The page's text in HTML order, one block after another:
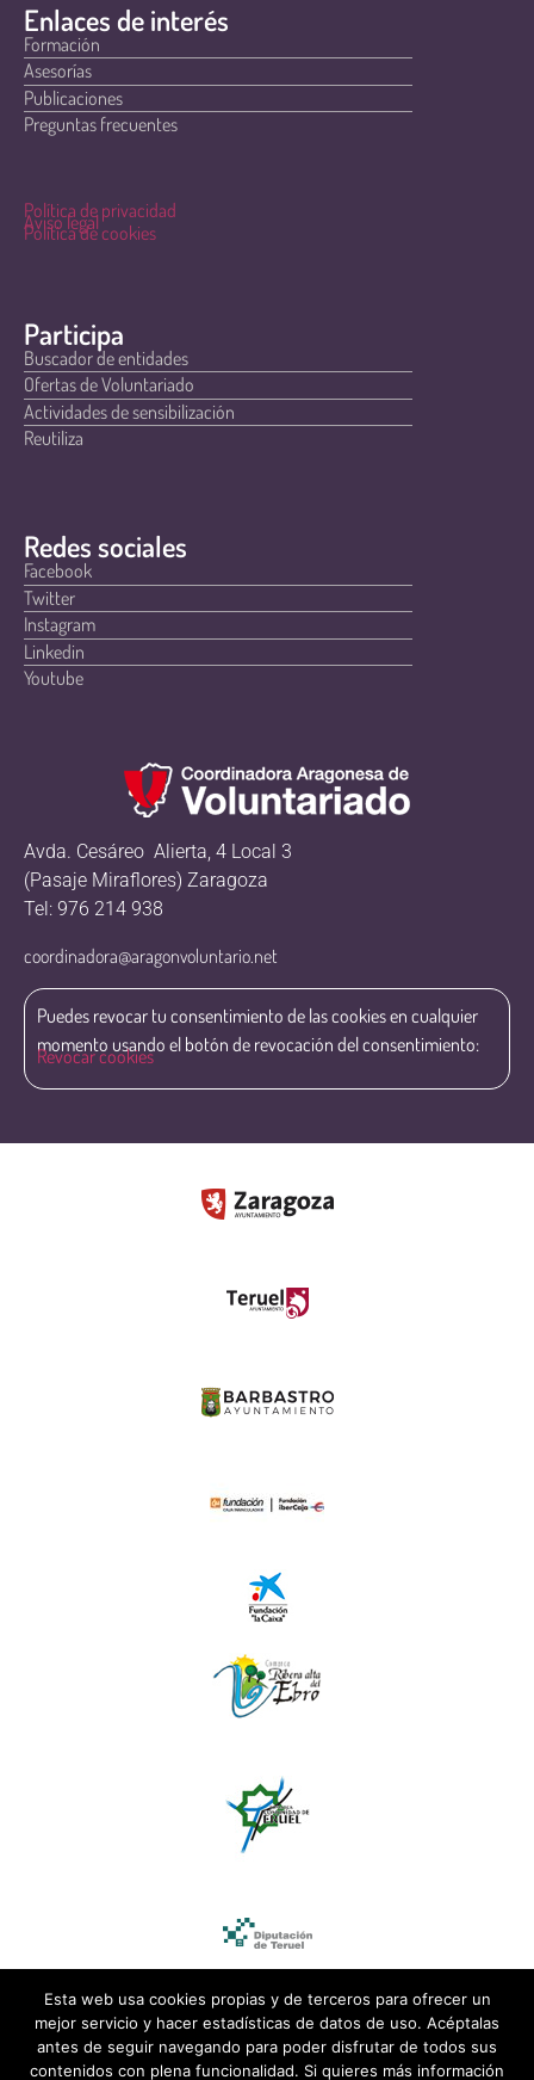
Enlaces de interés
Formación
Asesorías
Publicaciones
Preguntas frecuentes
Política de privacidad
Aviso legal
Política de cookies
Participa
Buscador de entidades
Ofertas de Voluntariado
Actividades de sensibilización
Reutiliza
Redes sociales
Facebook
Twitter
Instagram
Linkedin
Youtube
Avda. Cesáreo Alierta, 4 Local 3
(Pasaje Miraflores) Zaragoza
Tel: 976 214 938
coordinadora@aragonvoluntario.net
Puedes revocar tu consentimiento de las cookies en cualquier
momento usando el botón de revocación del consentimiento:
Revocar cookies
Esta web usa cookies propias y de terceros para ofrecer un
mejor servicio y hacer estadísticas de datos de uso. Acéptalas
antes de seguir navegando para poder disfrutar de todos sus
contenidos con plena funcionalidad. Si quieres más información